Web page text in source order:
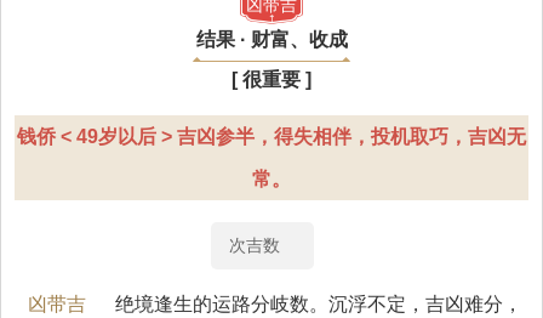
凶带吉
结果 · 财富、收成
[ 很重要 ]
钱侨 < 49岁以后 > 吉凶参半，得失相伴，投机取巧，吉凶无
常。
次吉数
凶带吉
绝境逢生的运路分岐数。沉浮不定，吉凶难分，